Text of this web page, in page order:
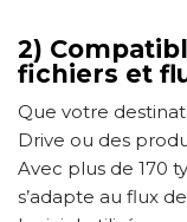
2)
fichiers et
Que votre
Drive ou des
Avec plus de 170
s’adapte au flux